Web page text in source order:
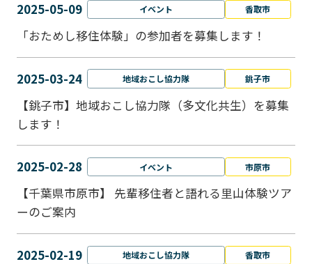
2025-05-09 イベント 香取市
「おためし移住体験」の参加者を募集します！
2025-03-24 地域おこし協力隊 銚子市
【銚子市】地域おこし協力隊（多文化共生）を募集
します！
2025-02-28 イベント 市原市
【千葉県市原市】 先輩移住者と語れる里山体験ツア
ーのご案内
2025-02-19 地域おこし協力隊 香取市